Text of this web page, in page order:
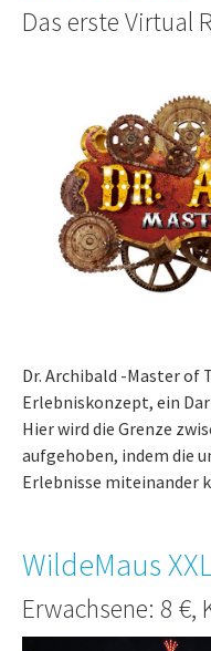
Das erste Virtual
Dr. Archibald -Master
Erlebniskonzept, ein
Hier wird die Grenze
aufgehoben, indem die
Erlebnisse miteinander
WildeMaus
Erwachsene: 8 €,